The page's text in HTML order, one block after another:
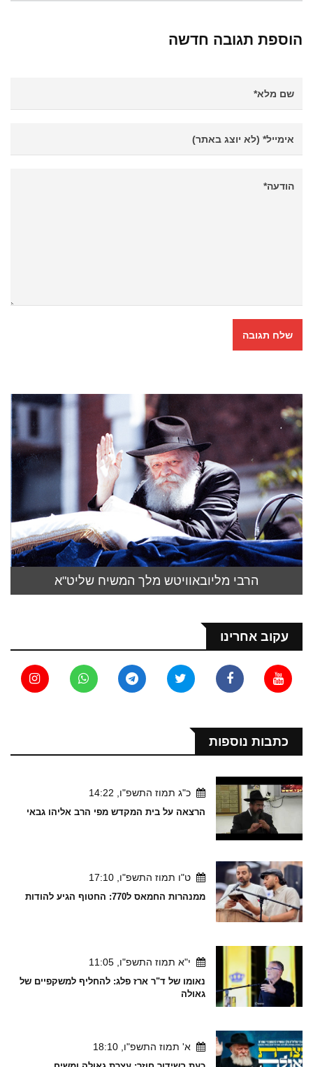
הוספת תגובה חדשה
הרבי מליובאוויטש מלך המשיח שליט"א
עקוב אחרינו
כתבות נוספות
כ"ג תמוז התשפ"ו, 14:22
הרצאה על בית המקדש מפי הרב אליהו גבאי
ט"ו תמוז התשפ"ו, 17:10
ממנהרות החמאס ל770: החטוף הגיע להודות
י"א תמוז התשפ"ו, 11:05
נאומו של ד"ר ארז פלג: להחליף למשקפיים של
גאולה
א' תמוז התשפ"ו, 18:10